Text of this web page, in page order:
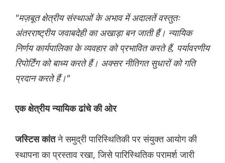
"मज़बूत क्षेत्रीय संस्थाओं के अभाव में अदालतें वस्तुतः
अंतरराष्ट्रीय जवाबदेही का अखाड़ा बन जाती हैं। न्यायिक
निर्णय कार्यपालिका के व्यवहार को प्रभावित करते हैं, पर्यावरणीय
रिपोर्टिंग को बाध्य करते हैं। अक्सर नीतिगत सुधारों को गति
प्रदान करते हैं।"
एक क्षेत्रीय न्यायिक ढांचे की ओर
जस्टिस कांतने समुद्री पारिस्थितिकी पर संयुक्त आयोग की
स्थापना का प्रस्ताव रखा, जिसे पारिस्थितिक परामर्श जारी